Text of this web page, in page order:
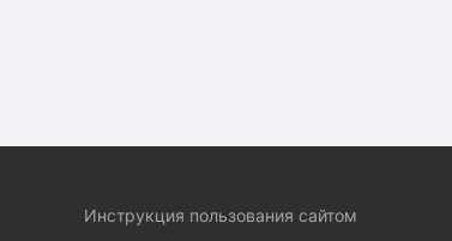
Инструкция пользования сайтом